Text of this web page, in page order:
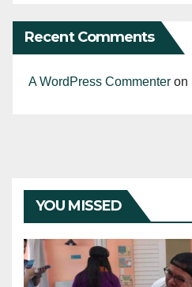
Recent Comments
A WordPress Commenter on
YOU MISSED